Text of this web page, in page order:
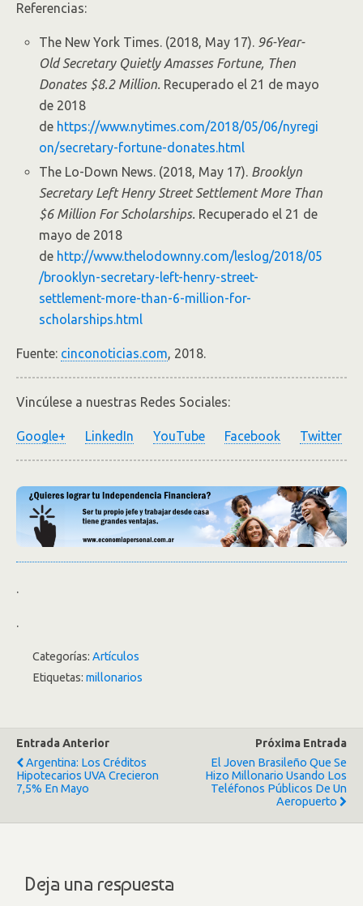
Referencias:
The New York Times. (2018, May 17). 96-Year-
Old Secretary Quietly Amasses Fortune, Then
Donates $8.2 Million. Recuperado el 21 de mayo
de 2018
de https://www.nytimes.com/2018/05/06/nyregi
on/secretary-fortune-donates.html
The Lo-Down News. (2018, May 17). Brooklyn
Secretary Left Henry Street Settlement More Than
$6 Million For Scholarships. Recuperado el 21 de
mayo de 2018
de http://www.thelodownny.com/leslog/2018/05
/brooklyn-secretary-left-henry-street-
settlement-more-than-6-million-for-
scholarships.html
Fuente: cinconoticias.com, 2018.
Vincúlese a nuestras Redes Sociales:
Google+ LinkedIn YouTube Facebook Twitter
.
.
Categorías: Artículos
Etiquetas: millonarios
Entrada Anterior
Argentina: Los Créditos
Hipotecarios UVA Crecieron
7,5% En Mayo
Próxima Entrada
El Joven Brasileño Que Se
Hizo Millonario Usando Los
Teléfonos Públicos De Un
Aeropuerto
Deja una respuesta